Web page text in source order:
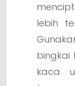
lebih
bingkai
kaca